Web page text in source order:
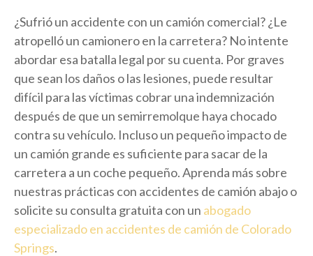
¿Sufrió un accidente con un camión comercial? ¿Le
atropelló un camionero en la carretera? No intente
abordar esa batalla legal por su cuenta. Por graves
que sean los daños o las lesiones, puede resultar
difícil para las víctimas cobrar una indemnización
después de que un semirremolque haya chocado
contra su vehículo. Incluso un pequeño impacto de
un camión grande es suficiente para sacar de la
carretera a un coche pequeño. Aprenda más sobre
nuestras prácticas con accidentes de camión abajo o
solicite su consulta gratuita con un abogado
especializado en accidentes de camión de Colorado
Springs.